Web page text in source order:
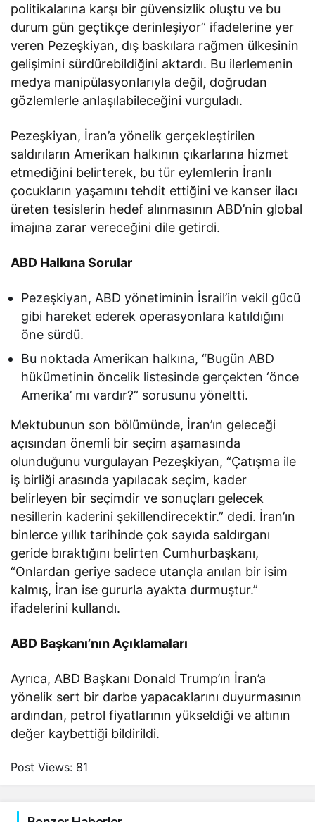
politikalarına karşı bir güvensizlik oluştu ve bu
durum gün geçtikçe derinleşiyor” ifadelerine yer
veren Pezeşkiyan, dış baskılara rağmen ülkesinin
gelişimini sürdürebildiğini aktardı. Bu ilerlemenin
medya manipülasyonlarıyla değil, doğrudan
gözlemlerle anlaşılabileceğini vurguladı.
Pezeşkiyan, İran’a yönelik gerçekleştirilen
saldırıların Amerikan halkının çıkarlarına hizmet
etmediğini belirterek, bu tür eylemlerin İranlı
çocukların yaşamını tehdit ettiğini ve kanser ilacı
üreten tesislerin hedef alınmasının ABD’nin global
imajına zarar vereceğini dile getirdi.
ABD Halkına Sorular
Pezeşkiyan, ABD yönetiminin İsrail’in vekil gücü
gibi hareket ederek operasyonlara katıldığını
öne sürdü.
Bu noktada Amerikan halkına, “Bugün ABD
hükümetinin öncelik listesinde gerçekten ‘önce
Amerika’ mı vardır?” sorusunu yöneltti.
Mektubunun son bölümünde, İran’ın geleceği
açısından önemli bir seçim aşamasında
olunduğunu vurgulayan Pezeşkiyan, “Çatışma ile
iş birliği arasında yapılacak seçim, kader
belirleyen bir seçimdir ve sonuçları gelecek
nesillerin kaderini şekillendirecektir.” dedi. İran’ın
binlerce yıllık tarihinde çok sayıda saldırganı
geride bıraktığını belirten Cumhurbaşkanı,
“Onlardan geriye sadece utançla anılan bir isim
kalmış, İran ise gururla ayakta durmuştur.”
ifadelerini kullandı.
ABD Başkanı’nın Açıklamaları
Ayrıca, ABD Başkanı Donald Trump’ın İran’a
yönelik sert bir darbe yapacaklarını duyurmasının
ardından, petrol fiyatlarının yükseldiği ve altının
değer kaybettiği bildirildi.
Post Views: 81